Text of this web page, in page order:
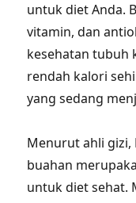
untuk diet Anda.
vitamin, dan
kesehatan tubuh
rendah kalori
yang sedang
Menurut ahli gizi,
buahan
untuk diet sehat.